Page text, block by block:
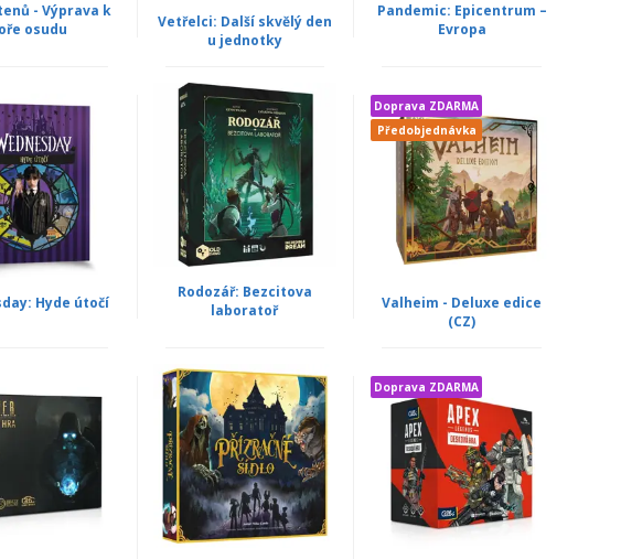
- Výprava k
osudu
Vetřelci: Další skvělý den
u jednotky
Pandemic: Epicentrum –
Evropa
Hyde útočí
Rodozář: Bezcitova
laboratoř
Doprava ZDARMA
Předobjednávka
Valheim - Deluxe edice
(CZ)
Doprava ZDARMA